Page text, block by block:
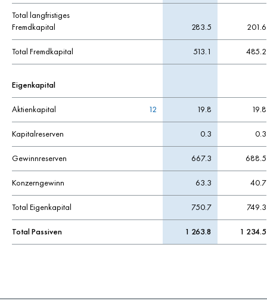
Total langfristiges
Fremdkapital
283.5 201.6
Total Fremdkapital 513.1 485.2
Eigenkapital
Aktienkapital 12 19.8 19.8
Kapitalreserven 0.3 0.3
Gewinnreserven 667.3 688.5
Konzerngewinn 63.3 40.7
Total Eigenkapital 750.7 749.3
Total Passiven 1 263.8 1 234.5